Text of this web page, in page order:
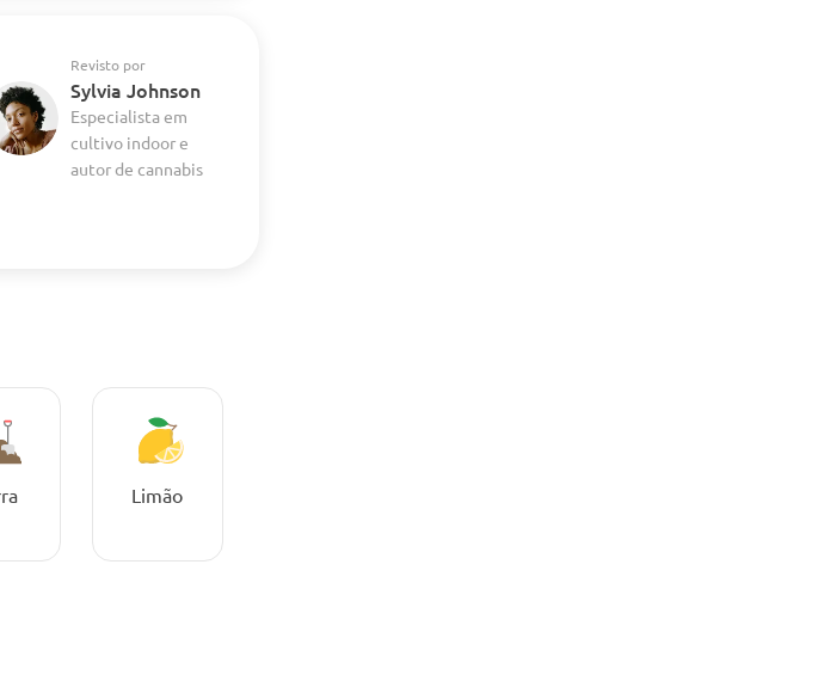
Revisto por
Sylvia Johnson
Especialista em
cultivo indoor e
autor de cannabis
Limão